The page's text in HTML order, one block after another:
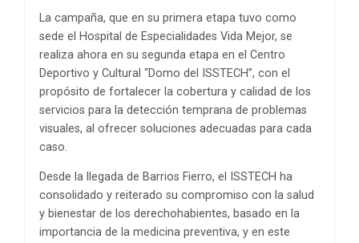
La campaña, que en su primera etapa tuvo como
sede el Hospital de Especialidades Vida Mejor, se
realiza ahora en su segunda etapa en el Centro
Deportivo y Cultural “Domo del ISSTECH”, con el
propósito de fortalecer la cobertura y calidad de los
servicios para la detección temprana de problemas
visuales, al ofrecer soluciones adecuadas para cada
caso.
Desde la llegada de Barrios Fierro, el ISSTECH ha
consolidado y reiterado su compromiso con la salud
y bienestar de los derechohabientes, basado en la
importancia de la medicina preventiva, y en este